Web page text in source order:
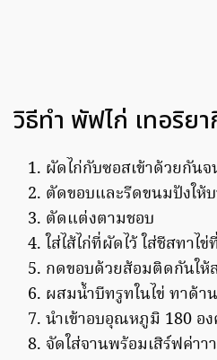
วิธีทำ พัฟไก่ เทอริยา
ผัดไก่กับซอสเข้าด้วยกัน
ตัดขอบและรีดขนมปังให้
ตัดแต่งตามชอบ
ใส่ไส้ไก่ที่ผัดไว้ ใส่ชีสทา
กดขอบด้วยส้อมติดกันให้
ผสมน้ำบีทรูทในไข่ ทาด้า
นำเข้าอบอุณหภูมิ 180 อง
จัดใส่จานพร้อมเสิร์ฟค่าาา